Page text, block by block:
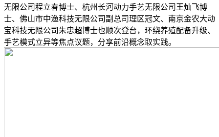
无限公司程立春博士、杭州长河动力手艺无限公司王灿飞博
士、佛山市中渔科技无限公司副总司理区冠文、南京金农大动
宝科技无限公司朱忠超博士也顺次登台，环绕养殖配备升级、
手艺模式立异等焦点议题，分享前沿概念取实践。